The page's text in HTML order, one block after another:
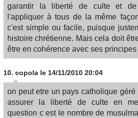
garantir la liberté de culte et
l'appliquer à tous de la même
c'est simple ou facile, puisque
histoire chrétienne. Mais cela doit
être en cohérence avec ses principes
10. copola le 14/11/2010 20:04
on peut etre un pays catholique
assurer la liberté de culte en
question c est le nombre de